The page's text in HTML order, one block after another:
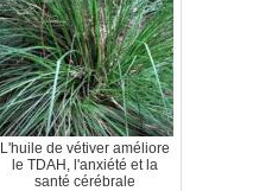
L'huile de vétiver améliore
le TDAH, l'anxiété et la
santé cérébrale